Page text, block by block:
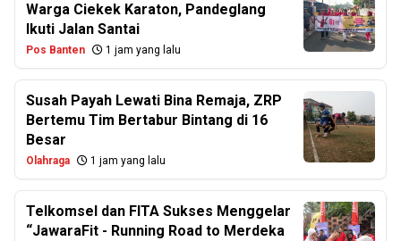
Warga Ciekek Karaton, Pandeglang
Ikuti Jalan Santai
Pos Banten 1 jam yang lalu
Susah Payah Lewati Bina Remaja, ZRP
Bertemu Tim Bertabur Bintang di 16
Besar
Olahraga 1 jam yang lalu
Telkomsel dan FITA Sukses Menggelar
“JawaraFit - Running Road to Merdeka